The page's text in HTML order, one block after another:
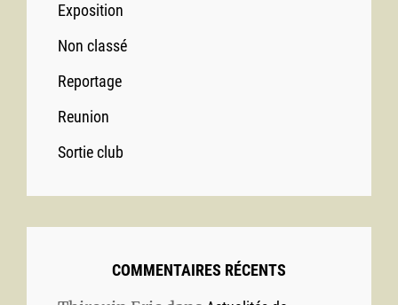
Exposition
Non classé
Reportage
Reunion
Sortie club
COMMENTAIRES RÉCENTS